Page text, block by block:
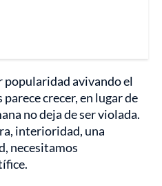
popularidad avivando el
crecer, en lugar de
no deja de ser violada.
interioridad, una
necesitamos